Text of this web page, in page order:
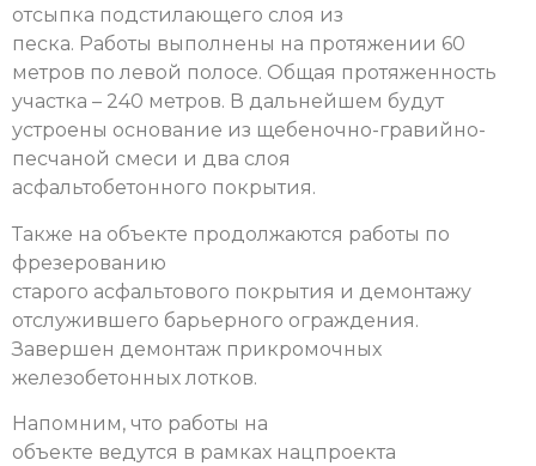
отсыпка подстилающего слоя из
песка. Работы выполнены на протяжении 60
метров по левой полосе. Общая протяженность
участка – 240 метров. В дальнейшем будут
устроены основание из щебеночно-гравийно-
песчаной смеси и два слоя
асфальтобетонного покрытия.
Также на объекте продолжаются работы по
фрезерованию
старого асфальтового покрытия и демонтажу
отслужившего барьерного ограждения.
Завершен демонтаж прикромочных
железобетонных лотков.
Напомним, что работы на
объекте ведутся в рамках нацпроекта